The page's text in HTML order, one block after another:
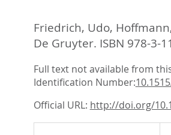
sind
hier:
Friedrich, Udo,
De Gruyter. ISBN 978-3-
Full text not available from
Identification Number:
Official URL: http://doi.org/